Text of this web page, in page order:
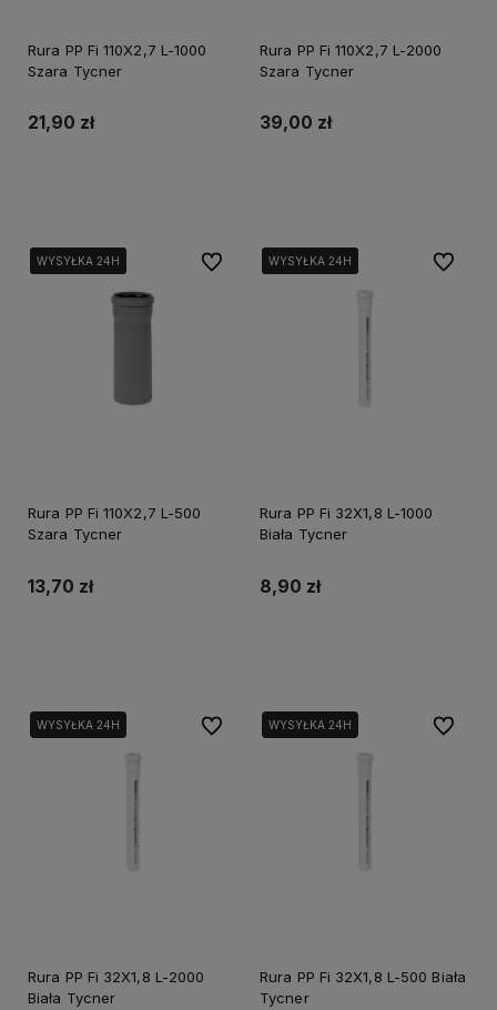
Rura PP Fi 110X2,7 L-1000
Szara Tycner
21,90 zł
Rura PP Fi 110X2,7 L-2000
Szara Tycner
39,00 zł
WYSYŁKA 24H
WYSYŁKA 24H
WYSYŁKA 24H
Rura PP Fi 110X2,7 L-500
Szara Tycner
13,70 zł
Do ulubionychWYSYŁKA 24H
WYSYŁKA 24H
WYSYŁKA 24H
Rura PP Fi 32X1,8 L-1000
Biała Tycner
8,90 zł
Do
WYSYŁKA 24H
Rura PP Fi 32X1,8 L-2000
Biała Tycner
Do ulubionychWYSYŁKA 24H
Rura PP Fi 32X1,8 L-500 Biała
Tycner
Do